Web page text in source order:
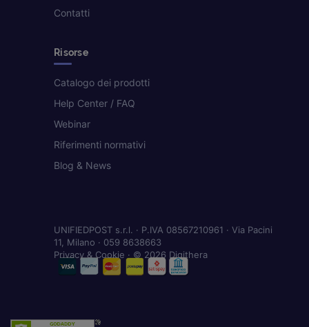
Contatti
Risorse
Catalogo dei prodotti
Help Center / FAQ
Webinar
Riferimenti normativi
Blog & News
UNIFIEDPOST s.r.l. · P.IVA 08567210961 · Via Pacini
11, Milano · 059 8638663
Privacy & Cookie · © 2026 Digithera